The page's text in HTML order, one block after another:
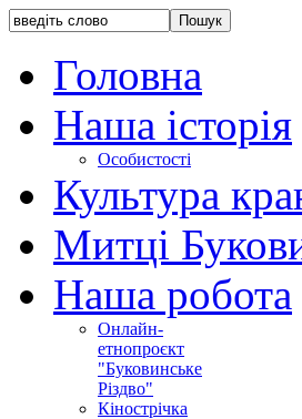
Головна
Наша історія
Особистості
Культура
Митці
Наша робота
Онлайн-
етнопроєкт
"Буковинське
Різдво"
Кінострічка